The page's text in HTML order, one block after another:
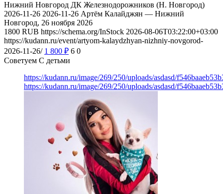
Нижний Новгород ДК Железнодорожников (Н. Новгород)
2026-11-26 2026-11-26 Артём Калайджян — Нижний
Новгород, 26 ноября 2026
1800 RUB https://schema.org/InStock 2026-08-06T03:22:00+03:00
https://kudann.ru/event/artyom-kalaydzhyan-nizhniy-novgorod-
2026-11-26/ 1 800 ₽ 6 0
Советуем С детьми
https://kudann.ru/image/269/250/uploads/asdasd/
https://kudann.ru/image/269/250/uploads/asdasd/